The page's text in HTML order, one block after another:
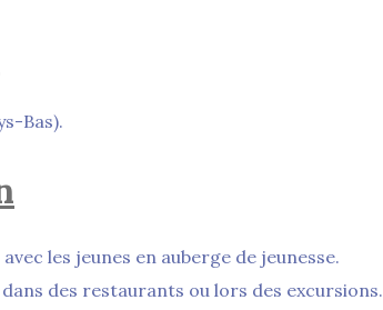
Bas).
les jeunes en auberge de jeunesse.
des restaurants ou lors des excursions.